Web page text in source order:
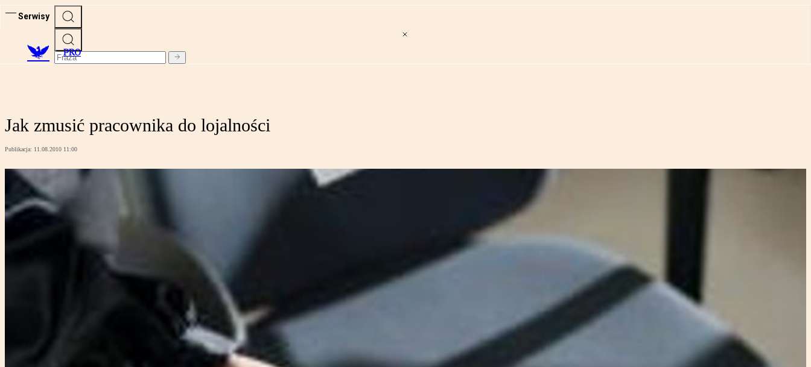
Serwisy
PRO
Jak zmusić pracownika do lojalności
Publikacja: 11.08.2010 11:00